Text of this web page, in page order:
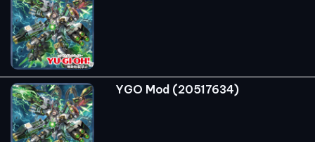
YGO Mod (20517634)